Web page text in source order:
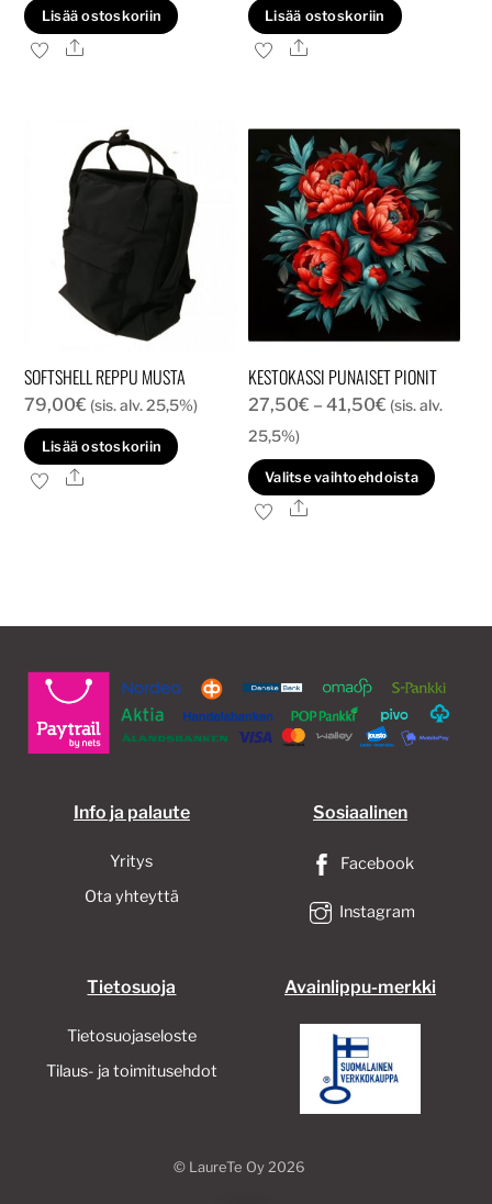
Lisää ostoskoriin
Ale
Lisää ostoskoriin
Ale
SOFTSHELL REPPU MUSTA
79,00€ (sis. alv. 25,5%)
Lisää ostoskoriin
Ale
KESTOKASSI PUNAISET PIONIT
27,50€ – 41,50€Hintaluokka:
-
41,50€
(sis. alv.
25,5%)
Valitse vaihtoehdoista
Voit
Ale
Info ja palaute
Yritys
Ota yhteyttä
Sosiaalinen
Facebook
Instagram
Tietosuoja
Tietosuojaseloste
Tilaus- ja toimitusehdot
Avainlippu-merkki
© LaureTe Oy2026